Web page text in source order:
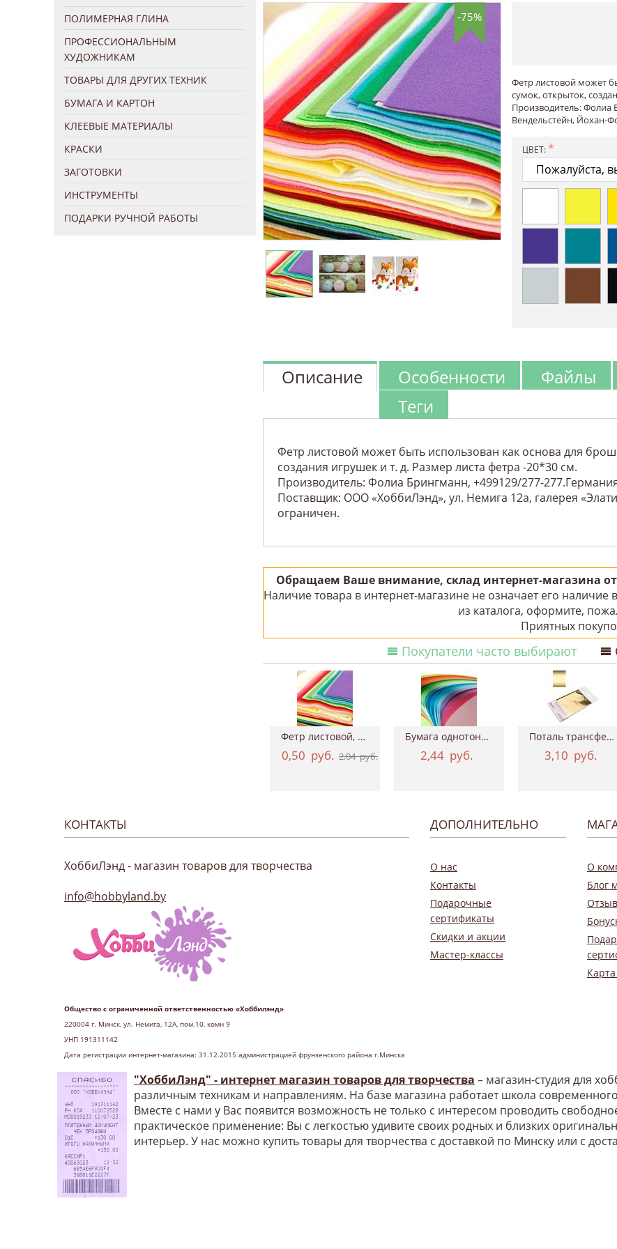
ПОЛИМЕРНАЯ ГЛИНА
ПРОФЕССИОНАЛЬНЫМ
ХУДОЖНИКАМ
ТОВАРЫ ДЛЯ ДРУГИХ ТЕХНИК
БУМАГА И КАРТОН
КЛЕЕВЫЕ МАТЕРИАЛЫ
КРАСКИ
ЗАГОТОВКИ
ИНСТРУМЕНТЫ
ПОДАРКИ РУЧНОЙ РАБОТЫ
-75%
Фетр листовой может
сумок, открыток,
Производитель: Фолиа
Вендельстейн, Йохан-
ЦВЕТ:
Описание Особенности Файлы
Теги
Фетр листовой может быть использован как основа для
создания игрушек и т. д. Размер листа фетра -20*30 см.
Производитель: Фолиа Брингманн, +499129/277-
Поставщик: ООО «ХоббиЛэнд», ул. Немига 12а, галерея
ограничен.
Обращаем Ваше внимание, склад интернет-магазина
Наличие товара в интернет-магазине не означает его
из каталога, оформите,
Приятных
Покупатели часто выбирают
Фетр листовой, 20х30 см, толщина 2 мм
0,50 руб. 2,04руб.
Бумага однотонная двухсторонняя, 50х70 см...
2,44 руб.
Поталь трансферная Geronimo, 15*100 см ТАИР
3,10 руб.
КОНТАКТЫ
ХоббиЛэнд - магазин товаров для творчества
info@hobbyland.by
Общество с ограниченной ответственностью «Хоббилэнд»
220004 г. Минск, ул. Немига, 12А, пом.10, комн 9
УНП 191311142
Дата регистрации интернет-магазина: 31.12.2015 администрацией фрунзенского района г.Минска
ДОПОЛНИТЕЛЬНО
О нас
Контакты
Подарочные
сертификаты
Скидки и акции
Мастер-классы
О
Блог
"ХоббиЛэнд" - интернет магазин товаров для творчества – магазин-студия для
различным техникам и направлениям. На базе магазина работает школа
Вместе с нами у Вас появится возможность не только с интересом проводить
практическое применение: Вы с легкостью удивите своих родных и близких
интерьер. У нас можно купить товары для творчества с доставкой по Минску или с